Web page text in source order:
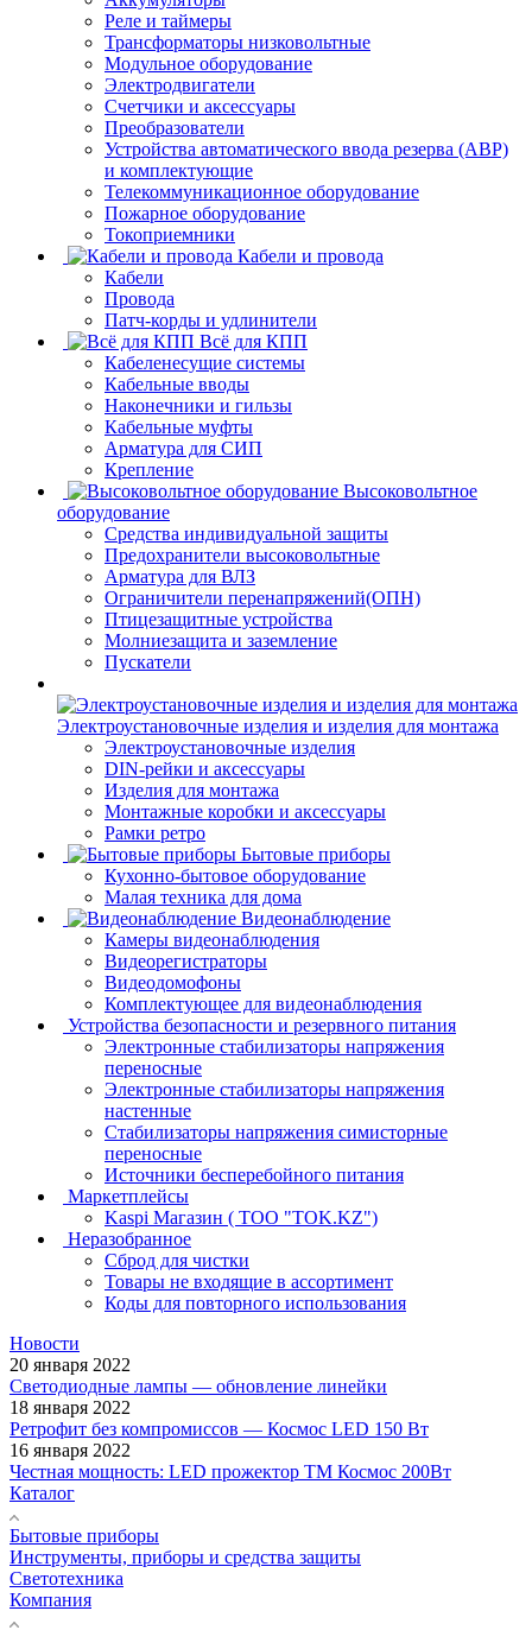
Реле и таймеры
Трансформаторы низковольтные
Модульное оборудование
Электродвигатели
Счетчики и аксессуары
Преобразователи
Устройства автоматического ввода резерва (АВР)
и комплектующие
Телекоммуникационное оборудование
Пожарное оборудование
Токоприемники
Кабели и провода
Кабели
Провода
Патч-корды и удлинители
Всё для КПП
Кабеленесущие системы
Кабельные вводы
Наконечники и гильзы
Кабельные муфты
Арматура для СИП
Крепление
Высоковольтное
оборудование
Средства индивидуальной защиты
Предохранители высоковольтные
Арматура для ВЛЗ
Ограничители перенапряжений(ОПН)
Птицезащитные устройства
Молниезащита и заземление
Пускатели
Электроустановочные изделия и изделия для монтажа
Электроустановочные изделия
DIN-рейки и аксессуары
Изделия для монтажа
Монтажные коробки и аксессуары
Рамки ретро
Бытовые приборы
Кухонно-бытовое оборудование
Малая техника для дома
Видеонаблюдение
Камеры видеонаблюдения
Видеорегистраторы
Видеодомофоны
Комплектующее для видеонаблюдения
Устройства безопасности и резервного питания
Электронные стабилизаторы напряжения
переносные
Электронные стабилизаторы напряжения
настенные
Стабилизаторы напряжения симисторные
переносные
Источники бесперебойного питания
Маркетплейсы
Kaspi Магазин ( ТОО "TOK.KZ")
Неразобранное
Сброд для чистки
Товары не входящие в ассортимент
Коды для повторного использования
Новости
20 января 2022
Светодиодные лампы — обновление линейки
18 января 2022
Ретрофит без компромиссов — Космос LED 150 Вт
16 января 2022
Честная мощность: LED прожектор ТМ Космос 200Вт
Каталог
Бытовые приборы
Инструменты, приборы и средства защиты
Светотехника
Компания